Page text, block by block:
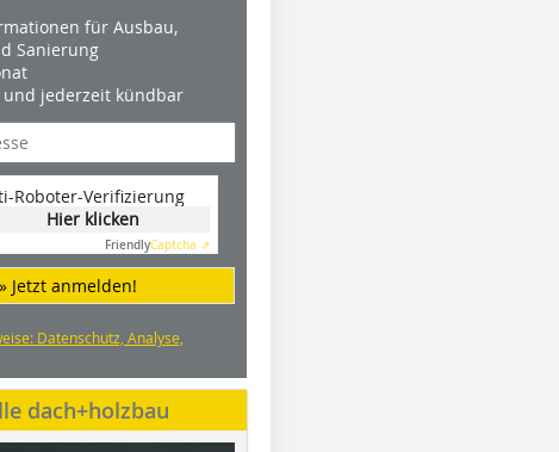
für Ausbau,
Sanierung
und jederzeit kündbar
Roboter-Verifizierung
Hier klicken
FriendlyCaptcha ⇗
» Jetzt anmelden!
Datenschutz, Analyse,
dach+holzbau